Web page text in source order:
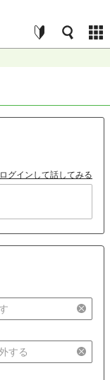
ログインして話してみる